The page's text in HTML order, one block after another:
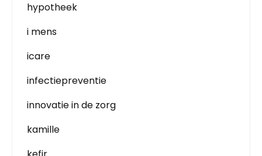
hypotheek
i mens
icare
infectiepreventie
innovatie in de zorg
kamille